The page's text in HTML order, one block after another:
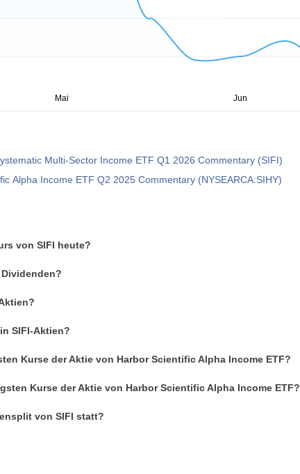
Multi-Sector Income ETF Q1 2026 Commentary (SIFI)
Alpha Income ETF Q2 2025 Commentary (NYSEARCA:SIHY)
von SIFI heute?
SIFI-Aktien?
Kurse der Aktie von Harbor Scientific Alpha Income ETF?
Kurse der Aktie von Harbor Scientific Alpha Income ETF?
von SIFI statt?